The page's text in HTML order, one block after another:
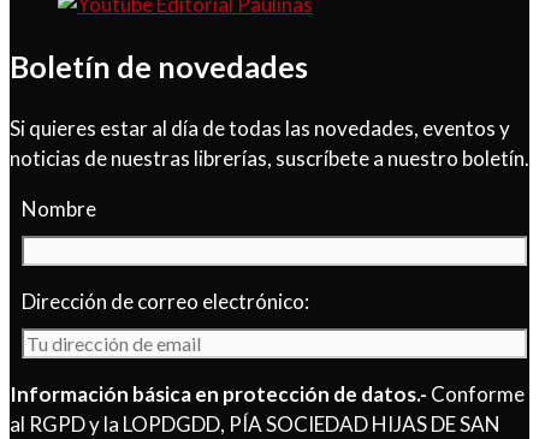
Boletín de novedades
Si quieres estar al día de todas las novedades, eventos y
noticias de nuestras librerías, suscríbete a nuestro boletín.
Nombre
Dirección de correo electrónico:
Información básica en protección de datos.- Conforme
al RGPD y la LOPDGDD, PÍA SOCIEDAD HIJAS DE SAN